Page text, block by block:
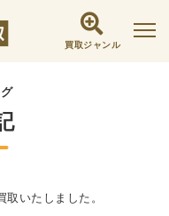
買取ジャンル
論理学
取いたしました。